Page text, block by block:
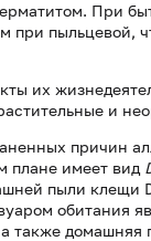
При
при пыльцевой,
их
и
причин
плане имеет вид
пыли клещи
обитания
также домашняя